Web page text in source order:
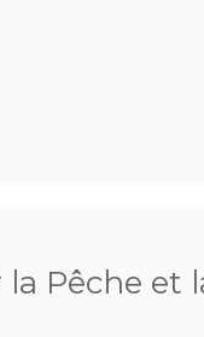
Pêche et